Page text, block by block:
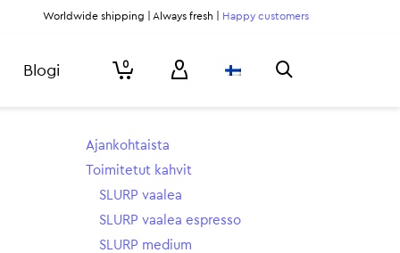
Worldwide shipping | Always fresh | Happy customers
Blogi 0
Ajankohtaista
Toimitetut kahvit
SLURP vaalea
SLURP vaalea espresso
SLURP medium